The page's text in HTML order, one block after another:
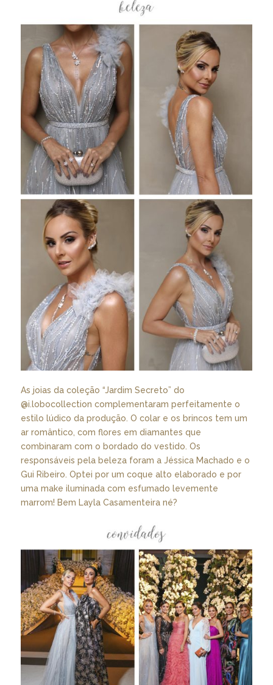
As joias da coleção “Jardim Secreto” do
@i.lobocollection complementaram perfeitamente o
estilo lúdico da produção. O colar e os brincos tem um
ar romântico, com flores em diamantes que
combinaram com o bordado do vestido. Os
responsáveis pela beleza foram a Jéssica Machado e o
Gui Ribeiro. Optei por um coque alto elaborado e por
uma make iluminada com esfumado levemente
marrom! Bem Layla Casamenteira né?